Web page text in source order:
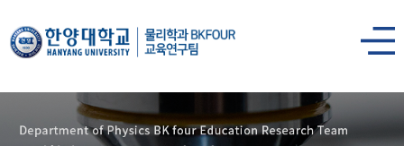
한양대학교
물리학과